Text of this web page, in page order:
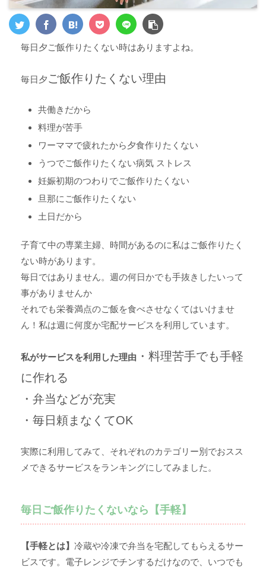
毎日夕ご飯作りたくない時はありますよね。
毎日夕ご飯作りたくない理由
共働きだから
料理が苦手
ワーママで疲れたから夕食作りたくない
うつでご飯作りたくない病気 ストレス
妊娠初期のつわりでご飯作りたくない
旦那にご飯作りたくない
土日だから
子育て中の専業主婦、時間があるのに私はご飯作りたく
ない時があります。
毎日ではありません。週の何日かでも手抜きしたいって
事がありませんか
それでも栄養満点のご飯を食べさせなくてはいけませ
ん！私は週に何度か宅配サービスを利用しています。
私がサービスを利用した理由 ・料理苦手でも手軽
に作れる
・弁当などが充実
・毎日頼まなくてOK
実際に利用してみて、それぞれのカテゴリー別でおスス
メできるサービスをランキングにしてみました。
毎日ご飯作りたくないなら【手軽】
【手軽とは】 冷蔵や冷凍で弁当を宅配してもらえるサー
ビスです。電子レンジでチンするだけなので、いつでも